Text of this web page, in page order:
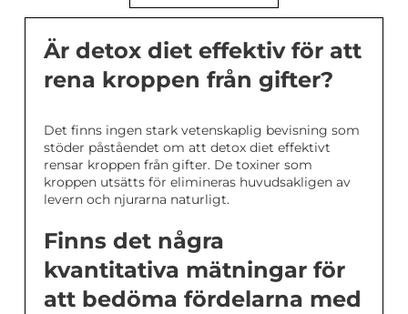
Är detox diet effektiv för att
rena kroppen från gifter?
Det finns ingen stark vetenskaplig bevisning som
stöder påståendet om att detox diet effektivt
rensar kroppen från gifter. De toxiner som
kroppen utsätts för elimineras huvudsakligen av
levern och njurarna naturligt.
Finns det några
kvantitativa mätningar för
att bedöma fördelarna med